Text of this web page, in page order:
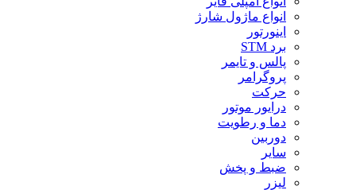
انواع ماژول شارژ
اینورتور
برد STM
پالس و تایمر
پروگرامر
حرکت
درایور موتور
دما و رطویت
دوربین
سایر
ضبط و پخش
لیزر